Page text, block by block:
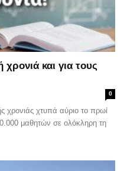
χρονιά και για τους
0
χρονιάς χτυπά αύριο το πρωί
μαθητών σε ολόκληρη τη